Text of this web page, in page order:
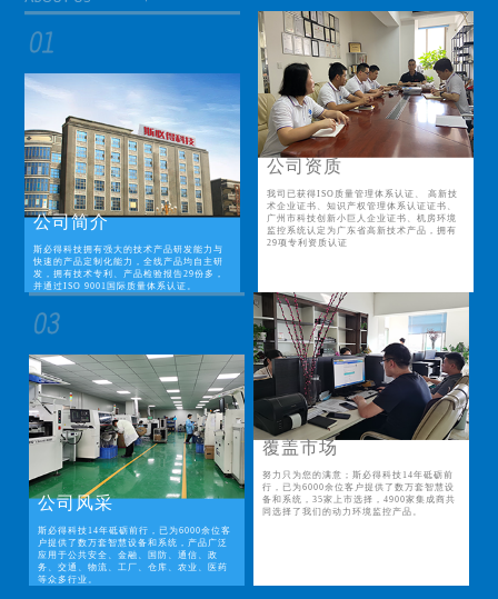
公司简介
斯必得科技拥有强大的技术产品研发能力与
快速的产品定制化能力，全线产品均自主研
发，拥有技术专利、产品检验报告29份多，
并通过ISO 9001国际质量体系认证。
公司资质
我司已获得ISO质量管理体系认证、 高新技
术企业证书、知识产权管理体系认证证书、
广州市科技创新小巨人企业证书、机房环境
监控系统认定为广东省高新技术产品，拥有
29项专利资质认证
公司风采
斯必得科技14年砥砺前行，已为6000余位客
户提供了数万套智慧设备和系统，产品广泛
应用于公共安全、金融、国防、通信、政
务、交通、物流、工厂、仓库、农业、医药
等众多行业。
覆盖市场
努力只为您的满意；斯必得科技14年砥砺前
行，已为6000余位客户提供了数万套智慧设
备和系统，35家上市选择，4900家集成商共
同选择了我们的动力环境监控产品。